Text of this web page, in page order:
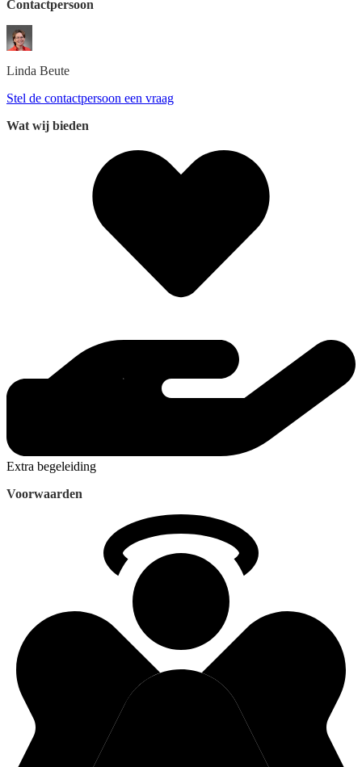
Contactpersoon
Linda Beute
Stel de contactpersoon een vraag
Wat wij bieden
Extra begeleiding
Voorwaarden